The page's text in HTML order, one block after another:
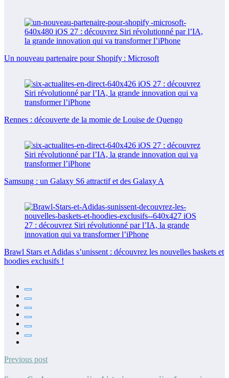
Un nouveau partenaire pour Shopify : Microsoft
Rennes : découverte de la momie de Louise de Quengo
Samsung : un Galaxy S6 attractif et des Galaxy A
Brawl Stars et Adidas s’unissent : découvrez les nouvelles baskets et
hoodies exclusifs !
Previous post